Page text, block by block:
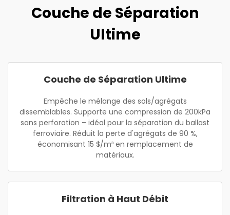
Couche de Séparation
Ultime
Couche de Séparation Ultime
Empêche le mélange des sols/agrégats
dissemblables. Supporte une compression de 200kPa
sans perforation – idéal pour la séparation du ballast
ferroviaire. Réduit la perte d'agrégats de 90 %,
économisant 15 $/m³ en remplacement de
matériaux.
Filtration à Haut Débit